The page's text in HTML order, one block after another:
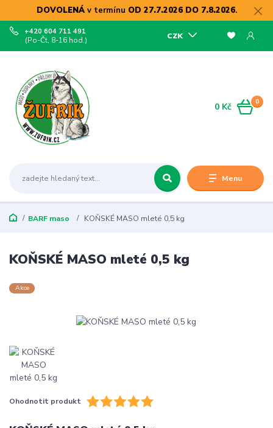
DOVOLENÁv termínu OD 27.7.2026 DO 7.8.2026.
Menu
CZK
+420 604 711 491
(Po-Čt, 8-16 hod.)
0
0 Kč
BARF maso KOŇSKÉ MASO mleté 0,5 kg
KOŇSKÉ MASO mleté 0,5 kg
Akce
Ohodnotit produkt